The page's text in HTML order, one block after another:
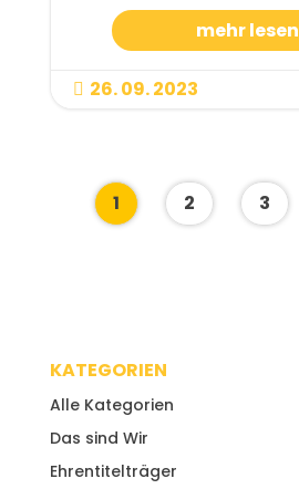
mehr lesen
 26. 09. 2023
1 2 3
KATEGORIEN
Alle Kategorien
Das sind Wir
Ehrentitelträger